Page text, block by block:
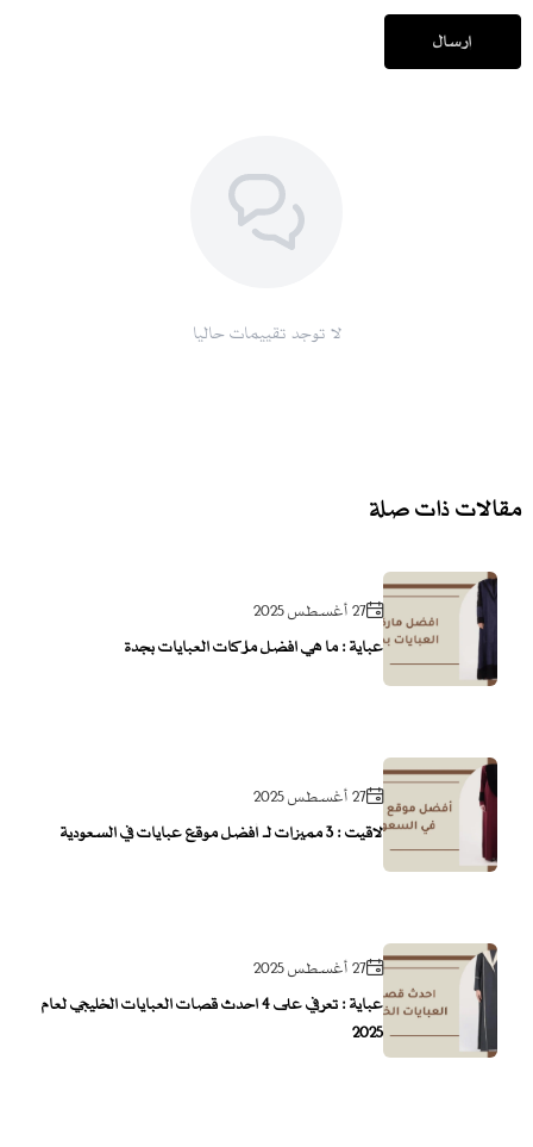
إرسال
لا توجد تقييمات حاليا
مقالات ذات صلة
27 أغسطس 2025
عباية : ما هي افضل ماركات العبايات بجدة
27 أغسطس 2025
لاقيت : 3 مميزات لـ أفضل موقع عبايات في السعودية
27 أغسطس 2025
عباية : تعرفي على 4 احدث قصات العبايات الخليجي لعام
2025